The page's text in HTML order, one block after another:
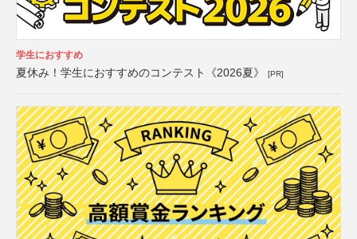
学生におすすめ
夏休み！学生におすすめのコンテスト《2026夏》 [PR]